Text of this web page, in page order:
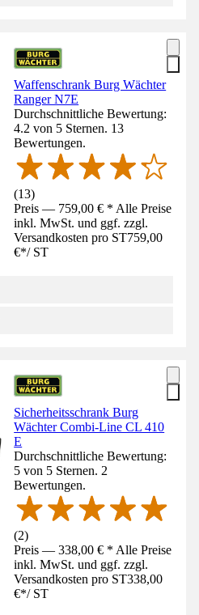
Waffenschrank Burg Wächter
Ranger N7E
Durchschnittliche Bewertung:
4.2 von 5 Sternen. 13
Bewertungen.
(13)
Preis — 759,00 € * Alle Preise
inkl. MwSt. und ggf. zzgl.
Versandkosten pro ST759,00
€*/ ST
Sicherheitsschrank Burg
Wächter Combi-Line CL 410
E
Durchschnittliche Bewertung:
5 von 5 Sternen. 2
Bewertungen.
(2)
Preis — 338,00 € * Alle Preise
inkl. MwSt. und ggf. zzgl.
Versandkosten pro ST338,00
€*/ ST